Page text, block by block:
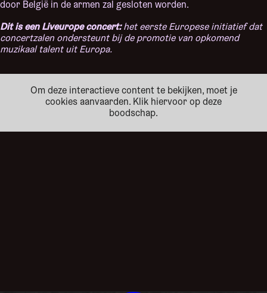
door België in de armen zal gesloten worden.
Dit is een Liveurope concert:het eerste Europese initiatief dat
concertzalen ondersteunt bij de promotie van opkomend
muzikaal talent uit Europa.